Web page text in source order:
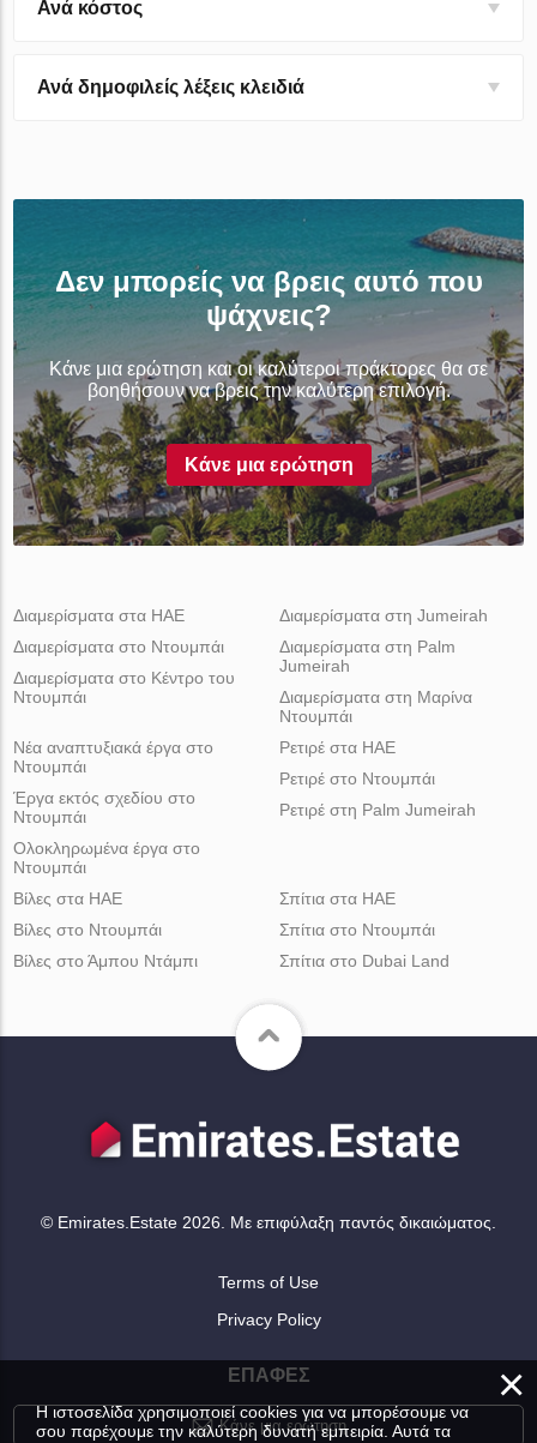
Ανά κόστος
Ανά δημοφιλείς λέξεις κλειδιά
Δεν μπορείς να βρεις αυτό που
ψάχνεις?
Κάνε μια ερώτηση και οι καλύτεροι πράκτορες θα σε
βοηθήσουν να βρεις την καλύτερη επιλογή.
Κάνε μια ερώτηση
Διαμερίσματα στα ΗΑΕ
Διαμερίσματα στο Ντουμπάι
Διαμερίσματα στο Κέντρο του
Ντουμπάι
Διαμερίσματα στη Jumeirah
Διαμερίσματα στη Palm
Jumeirah
Διαμερίσματα στη Μαρίνα
Ντουμπάι
Νέα αναπτυξιακά έργα στο
Ντουμπάι
Έργα εκτός σχεδίου στο
Ντουμπάι
Ολοκληρωμένα έργα στο
Ντουμπάι
Ρετιρέ στα ΗΑΕ
Ρετιρέ στο Ντουμπάι
Ρετιρέ στη Palm Jumeirah
Βίλες στα ΗΑΕ
Βίλες στο Ντουμπάι
Βίλες στο Άμπου Ντάμπι
Σπίτια στα ΗΑΕ
Σπίτια στο Ντουμπάι
Σπίτια στο Dubai Land
© Emirates.Estate 2026. Με επιφύλαξη παντός δικαιώματος.
Terms of Use
Privacy Policy
ΕΠΑΦΈΣ
Κάνε μια ερώτηση
×
Η ιστοσελίδα χρησιμοποιεί cookies για να μπορέσουμε να
σου παρέχουμε την καλύτερη δυνατή εμπειρία. Αυτά τα